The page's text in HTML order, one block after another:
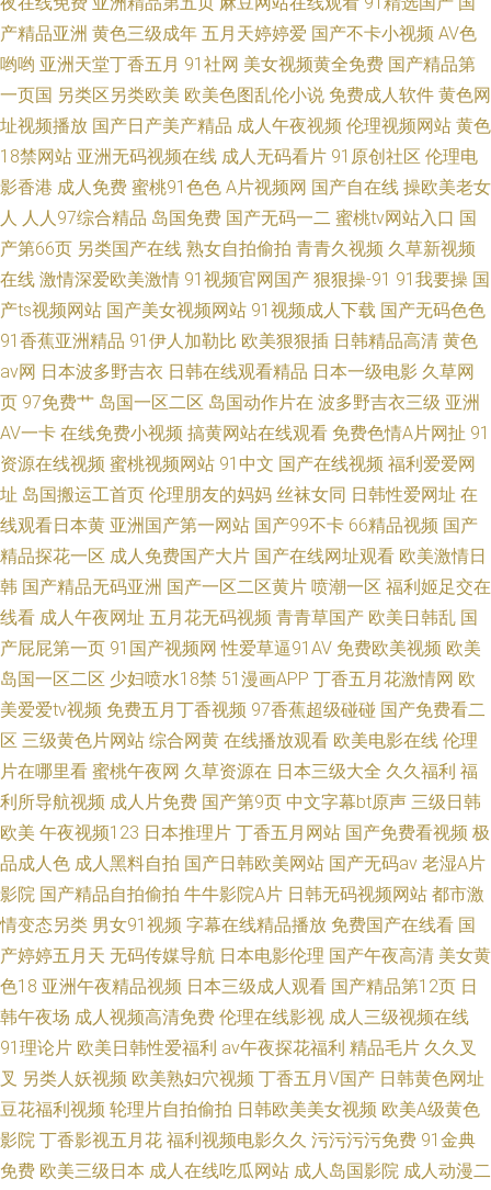
产精品亚洲 黄色三级成年 五月天婷婷爱 国产不卡小视频 AV色
哟哟 亚洲天堂丁香五月 91社网 美女视频黄全免费 国产精品第
一页国 另类区另类欧美 欧美色图乱伦小说 免费成人软件 黄色网
址视频播放 国产日产美产精品 成人午夜视频 伦理视频网站 黄色
18禁网站 亚洲无码视频在线 成人无码看片 91原创社区 伦理电
影香港 成人免费 蜜桃91色色 A片视频网 国产自在线 操欧美老女
人 人人97综合精品 岛国免费 国产无码一二 蜜桃tv网站入口 国
产第66页 另类国产在线 熟女自拍偷拍 青青久视频 久草新视频
在线 激情深爱欧美激情 91视频官网国产 狠狠操-91 91我要操 国
产ts视频网站 国产美女视频网站 91视频成人下载 国产无码色色
91香蕉亚洲精品 91伊人加勒比 欧美狠狠插 日韩精品高清 黄色
av网 日本波多野吉衣 日韩在线观看精品 日本一级电影 久草网
页 97免费艹 岛国一区二区 岛国动作片在 波多野吉衣三级 亚洲
AV一卡 在线免费小视频 搞黄网站在线观看 免费色情A片网扯 91
资源在线视频 蜜桃视频网站 91中文 国产在线视频 福利爱爱网
址 岛国搬运工首页 伦理朋友的妈妈 丝袜女同 日韩性爱网址 在
线观看日本黄 亚洲国产第一网站 国产99不卡 66精品视频 国产
精品探花一区 成人免费国产大片 国产在线网址观看 欧美激情日
韩 国产精品无码亚洲 国产一区二区黄片 喷潮一区 福利姬足交在
线看 成人午夜网址 五月花无码视频 青青草国产 欧美日韩乱 国
产屁屁第一页 91国产视频网 性爱草逼91AV 免费欧美视频 欧美
岛国一区二区 少妇喷水18禁 51漫画APP 丁香五月花激情网 欧
美爱爱tv视频 免费五月丁香视频 97香蕉超级碰碰 国产免费看二
区 三级黄色片网站 综合网黄 在线播放观看 欧美电影在线 伦理
片在哪里看 蜜桃午夜网 久草资源在 日本三级大全 久久福利 福
利所导航视频 成人片免费 国产第9页 中文字幕bt原声 三级日韩
欧美 午夜视频123 日本推理片 丁香五月网站 国产免费看视频 极
品成人色 成人黑料自拍 国产日韩欧美网站 国产无码av 老湿A片
影院 国产精品自拍偷拍 牛牛影院A片 日韩无码视频网站 都市激
情变态另类 男女91视频 字幕在线精品播放 免费国产在线看 国
产婷婷五月天 无码传媒导航 日本电影伦理 国产午夜高清 美女黄
色18 亚洲午夜精品视频 日本三级成人观看 国产精品第12页 日
韩午夜场 成人视频高清免费 伦理在线影视 成人三级视频在线
91理论片 欧美日韩性爱福利 av午夜探花福利 精品毛片 久久叉
叉 另类人妖视频 欧美熟妇穴视频 丁香五月V国产 日韩黄色网址
豆花福利视频 轮理片自拍偷拍 日韩欧美美女视频 欧美A级黄色
影院 丁香影视五月花 福利视频电影久久 污污污污免费 91金典
免费 欧美三级日本 成人在线吃瓜网站 成人岛国影院 成人动漫二